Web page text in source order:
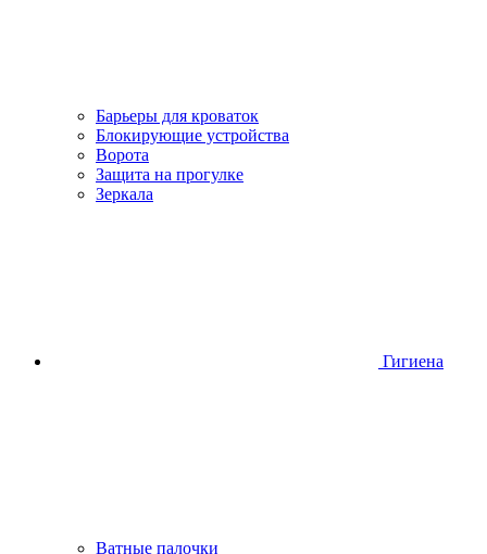
Барьеры для кроваток
Блокирующие устройства
Ворота
Защита на прогулке
Зеркала
Гигиена
Ватные палочки